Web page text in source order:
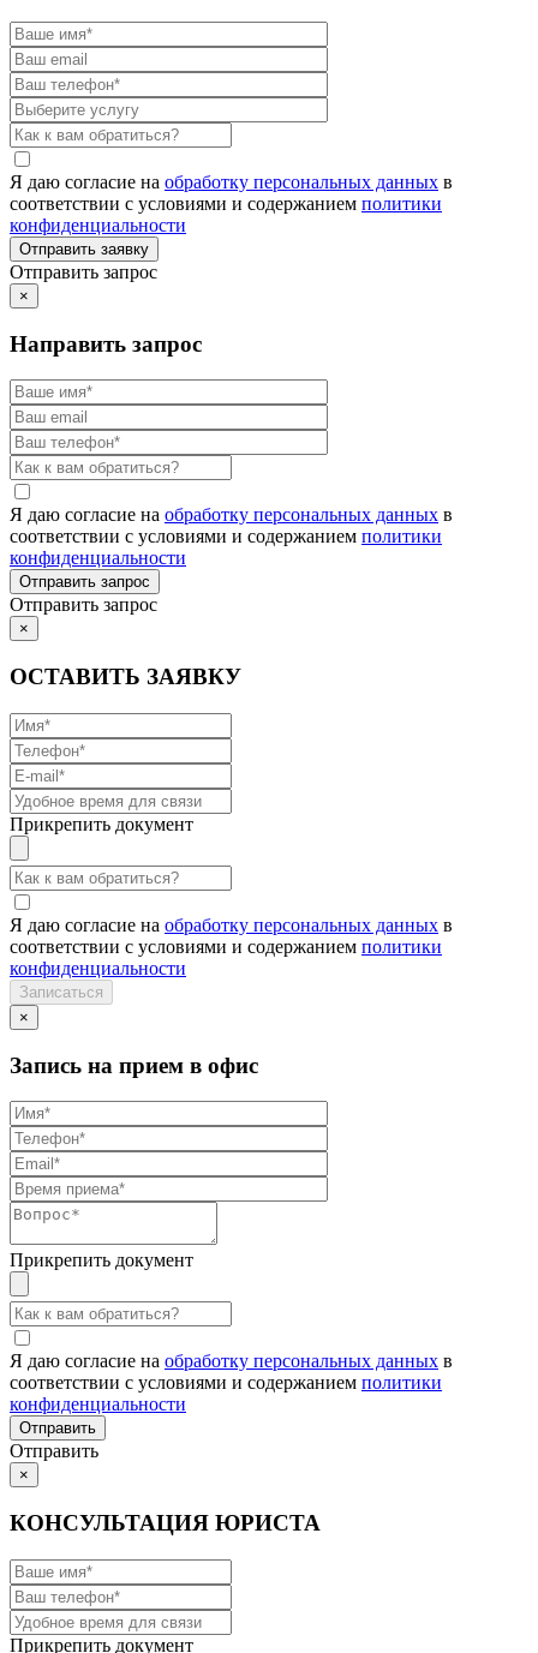
Я даю согласие на обработку персональных данных в
соответствии с условиями и содержанием политики
конфиденциальности
Отправить запрос
×
Направить запрос
Я даю согласие на обработку персональных данных в
соответствии с условиями и содержанием политики
конфиденциальности
Отправить запрос
×
ОСТАВИТЬ ЗАЯВКУ
Прикрепить документ
Я даю согласие на обработку персональных данных в
соответствии с условиями и содержанием политики
конфиденциальности
×
Запись на прием в офис
Прикрепить документ
Я даю согласие на обработку персональных данных в
соответствии с условиями и содержанием политики
конфиденциальности
Отправить
×
КОНСУЛЬТАЦИЯ ЮРИСТА
Прикрепить документ